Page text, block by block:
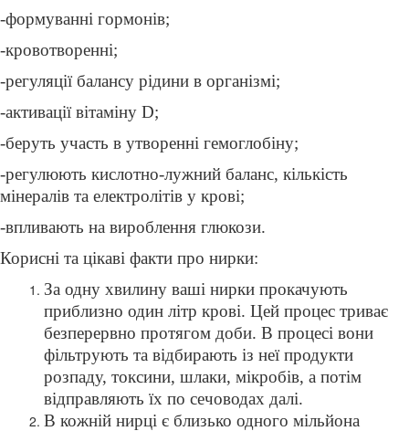
-формуванні гормонів;
-кровотворенні;
-регуляції балансу рідини в організмі;
-активації вітаміну D;
-беруть участь в утворенні гемоглобіну;
-регулюють кислотно-лужний баланс, кількість
мінералів та електролітів у крові;
-впливають на вироблення глюкози.
Корисні та цікаві факти про нирки:
За одну хвилину ваші нирки прокачують
приблизно один літр крові. Цей процес триває
безперервно протягом доби. В процесі вони
фільтрують та відбирають із неї продукти
розпаду, токсини, шлаки, мікробів, а потім
відправляють їх по сечоводах далі.
В кожній нирці є близько одного мільйона